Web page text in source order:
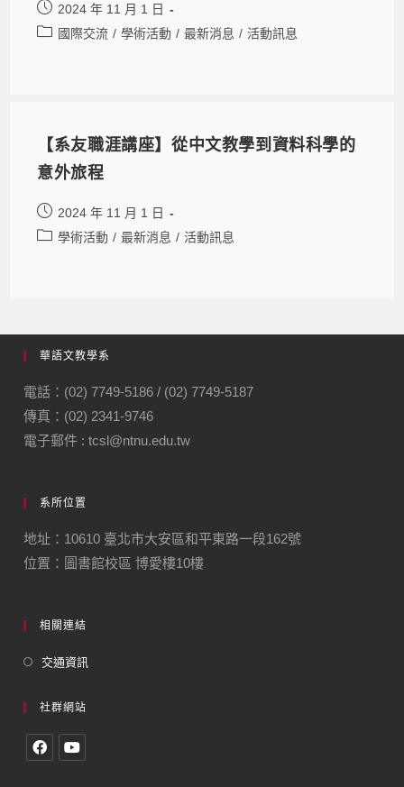
2024 年 11 月 1 日
國際交流 / 學術活動 / 最新消息 / 活動訊息
【系友職涯講座】從中文教學到資料科學的
意外旅程
2024 年 11 月 1 日
學術活動 / 最新消息 / 活動訊息
華語文教學系
電話：(02) 7749-5186 / (02) 7749-5187
傳真：(02) 2341-9746
電子郵件 : tcsl@ntnu.edu.tw
系所位置
地址：10610 臺北市大安區和平東路一段162號
位置：圖書館校區 博愛樓10樓
相關連結
交通資訊
社群網站